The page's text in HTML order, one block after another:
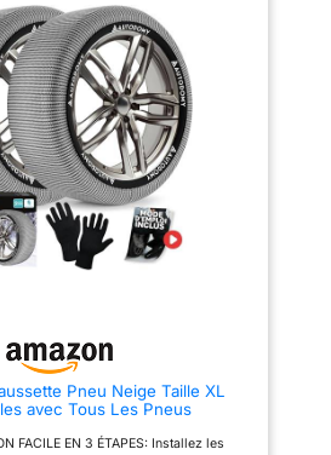
reporter aux préconisations du
constructeur automobile pour
vérifier la compatibilité des
chaînes avec votre véhicule. Le
modèle de chaînes à neige Easy
Grip Limited E7 est adapté aux
véhicules chaînables ayant des
pneus aux dimensions
suivantes, si le manuel
constructeur autorise l’utilisation
de chaînes : 16 POUCES :
195/60R16 – 195/65R16 –
205/55R16 – 215/55R16 17
POUCES : 205/50R17 –
205/55R17 – 215/50R17 –
avant la première utilisation.
véhicules avec passages de
roue réduits. Lavage possible à
vous reporter aux
Pneu Neige Taille XL
avec Tous Les Pneus
FACILE EN 3 ÉTAPES: Installez les